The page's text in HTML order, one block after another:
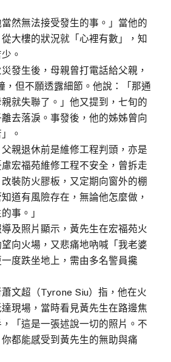
然無法接受發生的事。」當他的
大樓的狀況就「心裡有數」，知
。
發生後，母親曾打電話給父親，
，但不願透露細節。他說：「那通
就失聯了。」他又提到，七旬的
去落淚。事發後，他的姊姊曾向
。
親退休前是維修工程判頭，亦是
宏福苑維修工程不安全，曾拆走
裝防火膠板，又定期向窗外的棚
道有風險存在，無論他怎麼做，
事。」
及照片顯示，黃先生在宏福苑火
向火場，又悲痛地吶喊「我老婆
度跌坐地上，需由多名警員攙
文超（Tyrone Siu）指，他在火
現場，當時看見黃先生在路邊焦
「這是一張述說一切的照片。不
都能感受到黃先生的無助與痛